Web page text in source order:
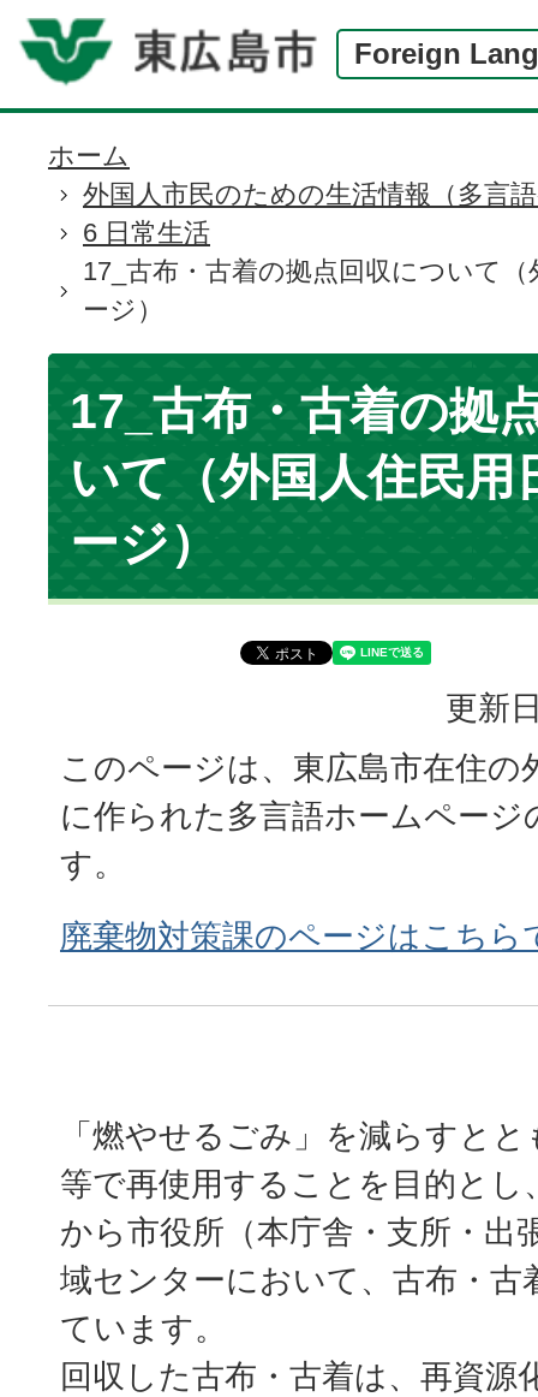
Foreign
現
在
の
ホーム
外国人市民のための生活情報（多言
6 日常生活
17_古布・古着の拠点回収について
ージ）
17_古布・古着の拠
いて（外国人住民用
ージ）
更新
このページは、東広島市在住の
に作られた多言語ホームページ
す。
廃棄物対策課のページはこちら
「燃やせるごみ」を減らすと
等で再使用することを目的とし
から市役所（本庁舎・支所・出
域センターにおいて、古布・古
ています。
回収した古布・古着は、再資源